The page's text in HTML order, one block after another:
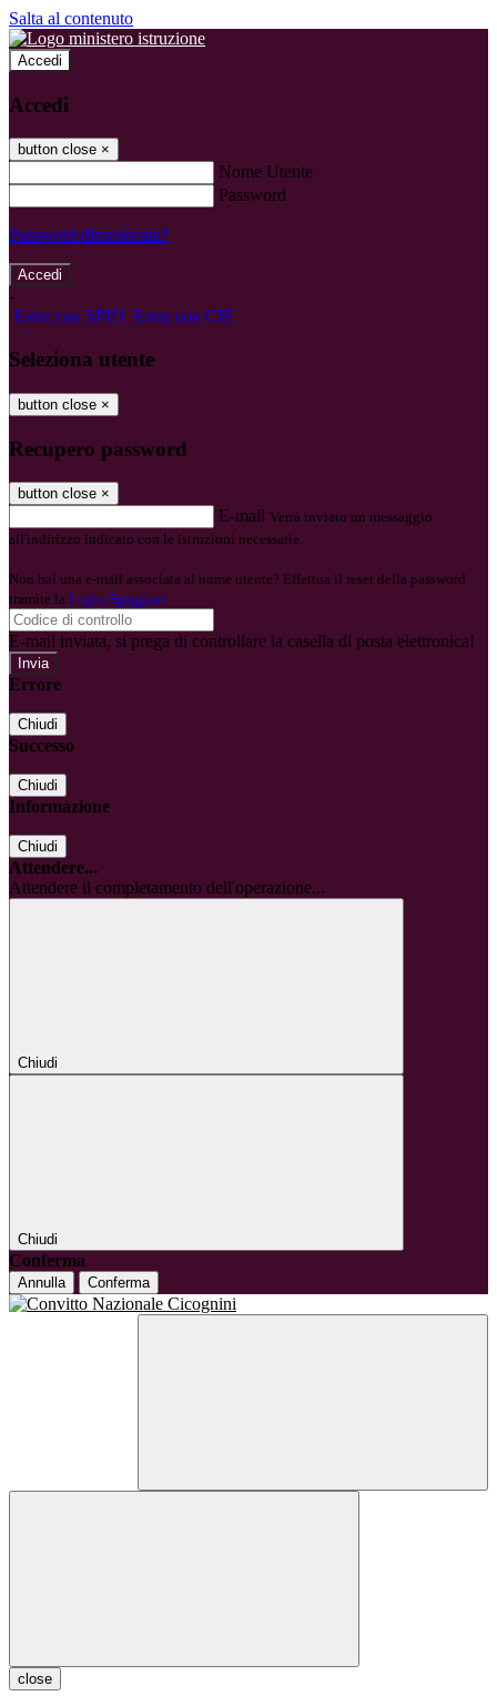
Salta al contenuto
Accedi
Accedi
button close ×
Nome Utente
Password
Password dimenticata?
-
Entra con SPID Entra con CIE
Seleziona utente
button close ×
Recupero password
button close ×
E-mail Verrà inviato un messaggio
all'indirizzo indicato con le istruzioni necessarie.
Non hai una e-mail associata al nome utente? Effettua il reset della password
tramite la Login Spaggiari
E-mail inviata, si prega di controllare la casella di posta elettronica!
Errore
Chiudi
Successo
Chiudi
Informazione
Chiudi
Attendere...
Attendere il completamento dell'operazione...
Chiudi
Chiudi
Conferma
Annulla Conferma
close